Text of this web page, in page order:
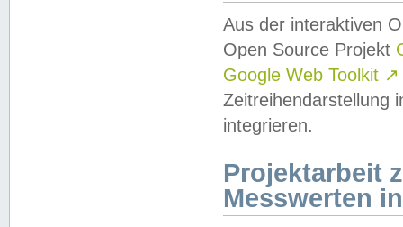
Aus der interaktiven
Open Source Projekt
Google Web Toolkit ↗
Zeitreihendarstellung
integrieren.
Projektarbeit
Messwerten